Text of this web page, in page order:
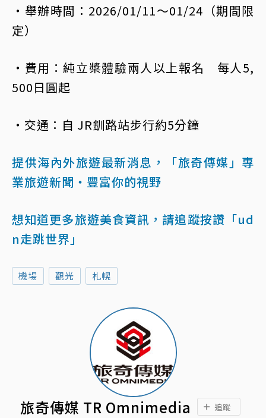
・舉辦時間：2026/01/11～01/24（期間限
定）
・費用：純立槳體驗兩人以上報名 每人5,
500日圓起
・交通：自 JR釧路站步行約5分鐘
提供海內外旅遊最新消息，「旅奇傳媒」專
業旅遊新聞‧豐富你的視野
想知道更多旅遊美食資訊，請追蹤按讚「ud
n走跳世界」
機場 觀光 札幌
旅奇傳媒 TR Omnimedia 追蹤